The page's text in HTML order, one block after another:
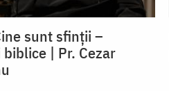
sunt sfinții –
| Pr. Cezar